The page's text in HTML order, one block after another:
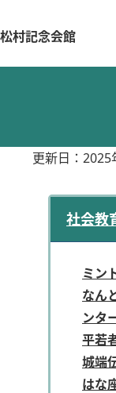
松村記念会館
更新日：2025
社会教
ミン
なん
ンタ
平若
城端
はな